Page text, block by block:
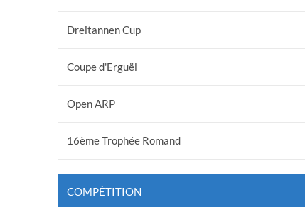
Dreitannen Cup
Coupe d'Erguël
Open ARP
16ème Trophée Romand
COMPÉTITION